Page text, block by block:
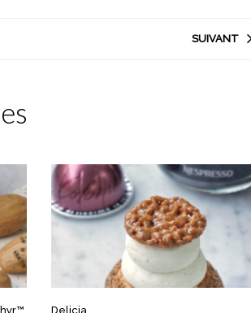
SUIVANT
Delicia